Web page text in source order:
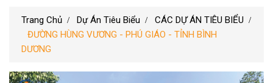
Trang Chủ Dự Án Tiêu Biểu
CÁC DỰ ÁN TIÊU BIỂU
ĐƯỜNG HÙNG VƯƠNG - PHÚ GIÁO - TỈNH BÌNH
DƯƠNG